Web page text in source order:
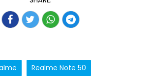
Realme Note 50